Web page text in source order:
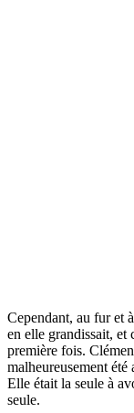
Cependant, au fur et
en elle grandissait, et
première fois.
malheureusement été
Elle était la seule à
seule.